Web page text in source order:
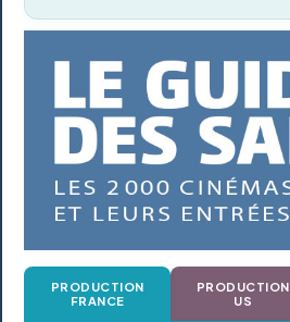
PRODUCTION
FRANCE
PRODUCTION
US